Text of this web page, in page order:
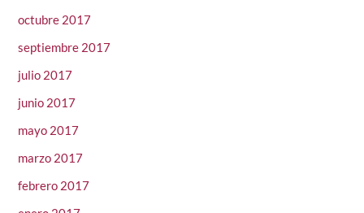
octubre 2017
septiembre 2017
julio 2017
junio 2017
mayo 2017
marzo 2017
febrero 2017